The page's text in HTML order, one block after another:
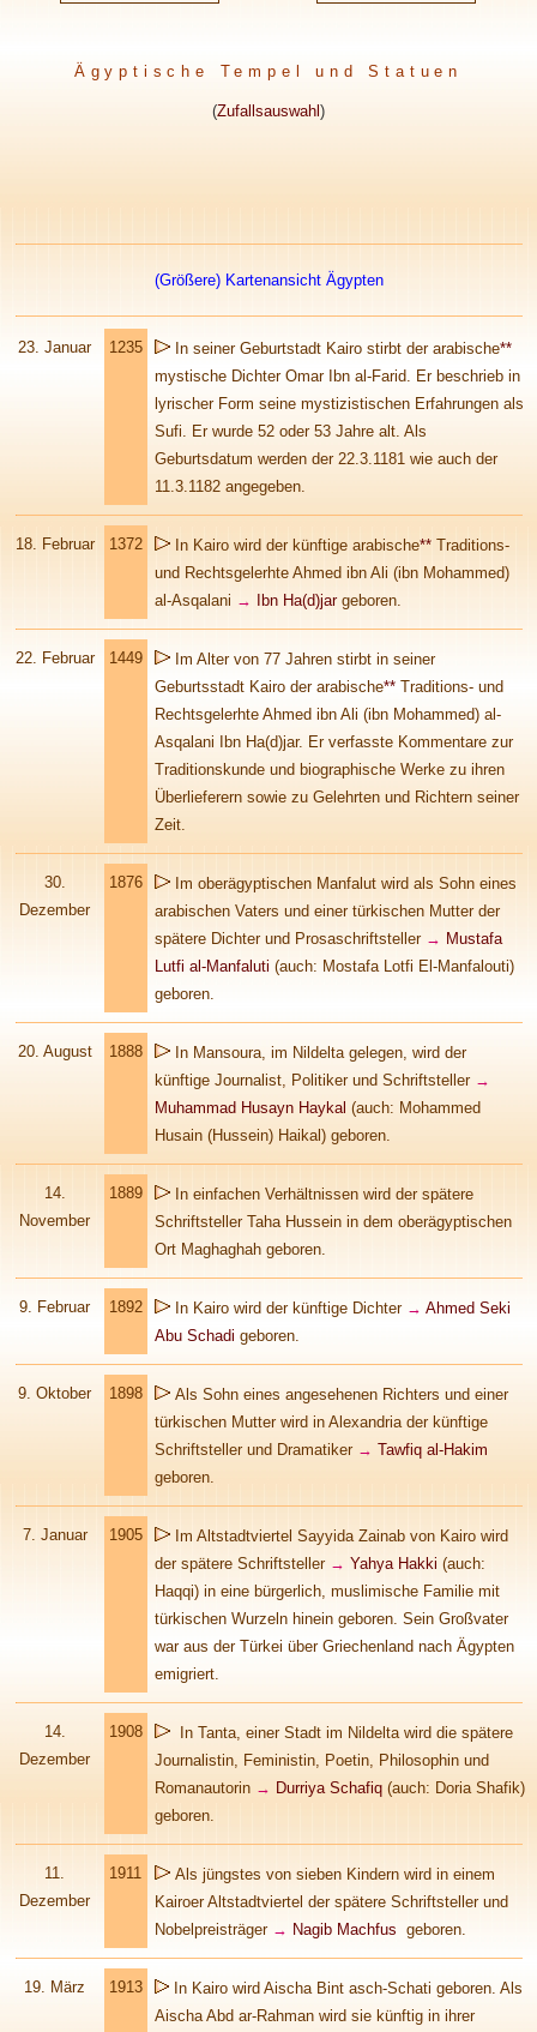
Ägyptische Tempel und Statuen
(Zufallsauswahl )
(Größere) Kartenansicht Ägypten
23. Januar 1235 In seiner Geburtstadt Kairo stirbt der arabische**
mystische Dichter Omar Ibn al-Farid. Er beschrieb in
lyrischer Form seine mystizistischen Erfahrungen als
Sufi. Er wurde 52 oder 53 Jahre alt. Als
Geburtsdatum werden der 22.3.1181 wie auch der
11.3.1182 angegeben.
18. Februar 1372 In Kairo wird der künftige arabische**Traditions-
und Rechtsgelerhte Ahmed ibn Ali (ibn Mohammed)
al-Asqalani → Ibn Ha(d)jargeboren.
22. Februar 1449
Im Alter von 77 Jahren stirbt in seiner
Geburtsstadt Kairo der arabische**Traditions- und
Rechtsgelerhte Ahmed ibn Ali (ibn Mohammed) al-
Asqalani Ibn Ha(d)jar. Er verfasste Kommentare zur
Traditionskunde und biographische Werke zu ihren
Überlieferern sowie zu Gelehrten und Richtern seiner
Zeit.
30.
Dezember
1876
Im oberägyptischen Manfalut wird als Sohn eines
arabischen Vaters und einer türkischen Mutter der
spätere Dichter und Prosaschriftsteller → Mustafa
Lutfi al-Manfaluti (auch: Mostafa Lotfi El-Manfalouti)
geboren.
20. August 1888
In Mansoura, im Nildelta gelegen, wird der
künftige Journalist, Politiker und Schriftsteller →
Muhammad Husayn Haykal (auch: Mohammed
Husain (Hussein) Haikal) geboren.
14.
November
1889
In einfachen Verhältnissen wird der spätere
Schriftsteller Taha Hussein in dem oberägyptischen
Ort Maghaghah geboren.
9. Februar 1892 In Kairo wird der künftige Dichter → Ahmed Seki
Abu Schadi geboren.
9. Oktober 1898
Als Sohn eines angesehenen Richters und einer
türkischen Mutter wird in Alexandria der künftige
Schriftsteller und Dramatiker → Tawfiq al-Hakim
geboren.
7. Januar 1905
Im Altstadtviertel Sayyida Zainab von Kairo wird
der spätere Schriftsteller→ Yahya Hakki (auch:
Haqqi) in eine bürgerlich, muslimische Familie mit
türkischen Wurzeln hinein geboren. Sein Großvater
war aus der Türkei über Griechenland nach Ägypten
emigriert.
14.
Dezember
1908
In Tanta, einer Stadt im Nildelta wird die spätere
Journalistin, Feministin, Poetin, Philosophin und
Romanautorin → Durriya Schafiq(auch: Doria Shafik)
geboren.
11.
Dezember
1911
Als jüngstes von sieben Kindern wird in einem
Kairoer Altstadtviertel der spätere Schriftsteller und
Nobelpreisträger → Nagib Machfus geboren.
19. März 1913
n Kairo wird Aischa Bint asch-Schati geboren. Als
Aischa Abd ar-Rahman wird sie künftig in ihrer